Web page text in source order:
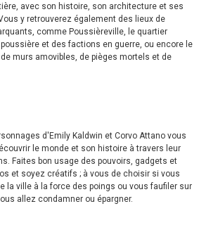
avec son histoire, son architecture et ses
y retrouverez également des lieux de
comme Poussièreville, le quartier
et des factions en guerre, ou encore le
murs amovibles, de pièges mortels et de
d'Emily Kaldwin et Corvo Attano vous
le monde et son histoire à travers leur
Faites bon usage des pouvoirs, gadgets et
et soyez créatifs ; à vous de choisir si vous
la ville à la force des poings ou vous faufiler sur
allez condamner ou épargner.